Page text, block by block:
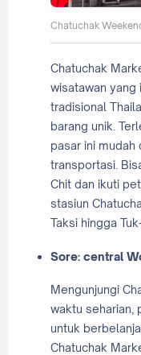
Chatuchak
Chatuchak
wisatawan yang
tradisional
barang unik.
pasar ini
transportasi.
Chit dan ikuti
stasiun
Taksi hingga
Sore: central
Mengunjungi
waktu seharian,
untuk
Chatuchak